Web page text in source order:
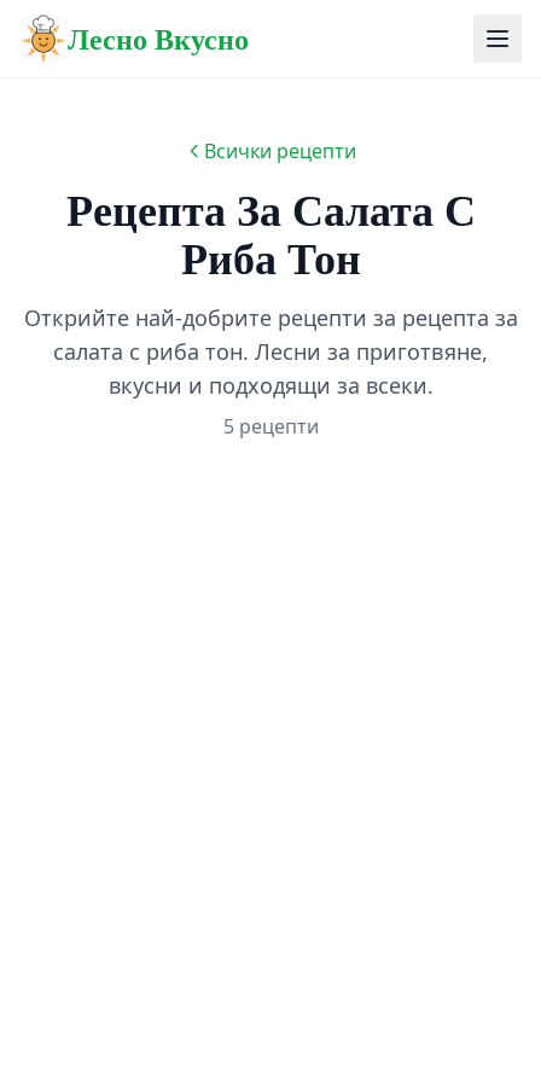
Лесно Вкусно
Всички рецепти
Рецепта За Салата С
Риба Тон
Открийте най-добрите рецепти за рецепта за
салата с риба тон. Лесни за приготвяне,
вкусни и подходящи за всеки.
5 рецепти